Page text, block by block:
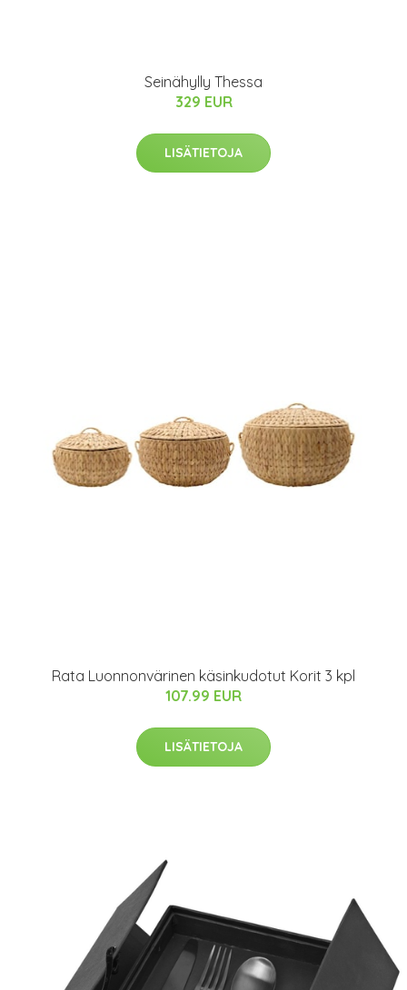
Seinähylly Thessa
329 EUR
LISÄTIETOJA
Rata Luonnonvärinen käsinkudotut Korit 3 kpl
107.99 EUR
LISÄTIETOJA